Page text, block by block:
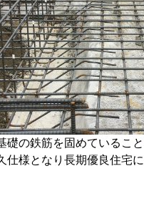
礎の鉄筋を固めているこ
仕様となり長期優良住宅に